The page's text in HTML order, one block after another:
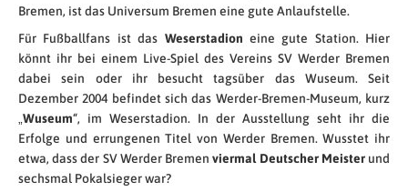
Bremen, ist das Universum Bremen eine gute Anlaufstelle.
Für Fußballfans ist das Weserstadion eine gute Station. Hier
könnt ihr bei einem Live-Spiel des Vereins SV Werder Bremen
dabei sein oder ihr besucht tagsüber das Wuseum. Seit
Dezember 2004 befindet sich das Werder-Bremen-Museum, kurz
„Wuseum“, im Weserstadion. In der Ausstellung seht ihr die
Erfolge und errungenen Titel von Werder Bremen. Wusstet ihr
etwa, dass der SV Werder Bremenviermal Deutscher Meisterund
sechsmal Pokalsieger war?